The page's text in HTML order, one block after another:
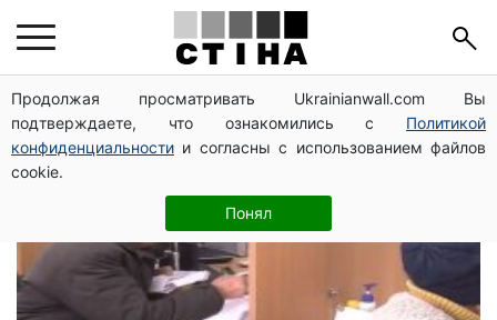
Продолжая просматривать Ukrainianwall.com Вы
подтверждаете, что ознакомились с Политикой
конфиденциальности и согласны с использованием файлов
cookie.
Понял
виплати